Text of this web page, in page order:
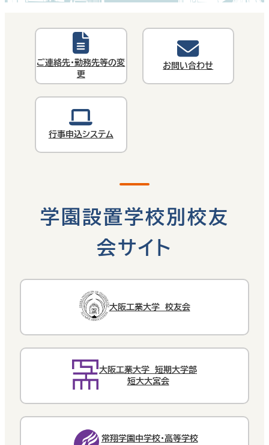
ご連絡先・勤務先等の変
更
お問い合わせ
行事申込システム
学園設置学校別校友
会サイト
大阪工業大学 校友会
大阪工業大学 短期大学部
短大大宮会
常翔学園中学校・高等学校